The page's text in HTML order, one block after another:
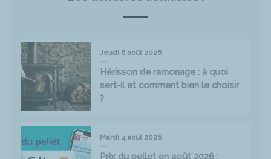
Jeudi 6 août 2026
Hérisson de ramonage : à quoi
sert-il et comment bien le choisir
?
Mardi 4 août 2026
Prix du pellet en août 2026 :